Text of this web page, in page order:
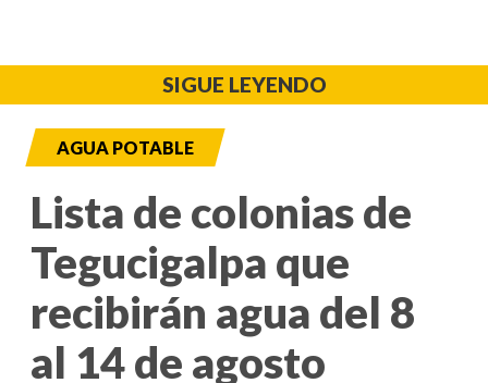
SIGUE LEYENDO
AGUA POTABLE
Lista de colonias de
Tegucigalpa que
recibirán agua del 8
al 14 de agosto